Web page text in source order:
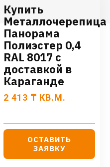
Купить
Металлочерепица
Панорама
Полиэстер 0,4
RAL 8017 с
доставкой в
Караганде
2 413 ₸ КВ.М.
ОСТАВИТЬ
ЗАЯВКУ